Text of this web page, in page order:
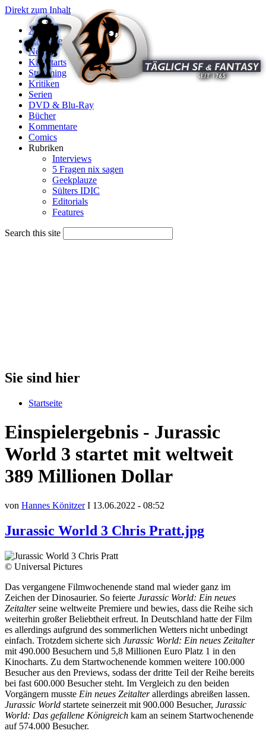
Direkt zum Inhalt
X
Startseite
News
Kinostarts
Streaming
Kritiken
Serien
DVD & Blu-Ray
Bücher
Kommentare
Comics
Rubriken
Interviews
5 Fragen nix sagen
Geekplauze
Sülters IDIC
Editorials
Features
Search this site
Sie sind hier
Startseite
Einspielergebnis - Jurassic
World 3 startet mit weltweit
389 Millionen Dollar
von Hannes KönitzerI 13.06.2022 - 08:52
Jurassic World 3 Chris Pratt.jpg
© Universal Pictures
Das vergangene Filmwochenende stand mal wieder ganz im
Zeichen der Dinosaurier. So feierte Jurassic World: Ein neues
Zeitalterseine weltweite Premiere und bewies, dass die Reihe sich
weiterhin großer Beliebtheit erfreut. In Deutschland hatte der Film
es allerdings aufgrund des sommerlichen Wetters nicht unbedingt
einfach. Trotzdem sicherte sich Jurassic World: Ein neues Zeitalter
mit 490.000 Besuchern und 5,8 Millionen Euro Platz 1 in den
Kinocharts. Zu dem Startwochenende kommen weitere 100.000
Besucher aus den Previews, sodass der dritte Teil der Reihe bereits
bei fast 600.000 Besucher steht. Im Vergleich zu den beiden
Vorgängern musste Ein neues Zeitalterallerdings abreißen lassen.
Jurassic World startete seinerzeit mit 900.000 Besucher, Jurassic
World: Das gefallene Königreich kam an seinem Startwochenende
auf 574.000 Besucher.